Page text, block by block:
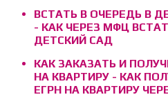
ВСТАТЬ В ОЧЕРЕДЬ В
- КАК ЧЕРЕЗ МФЦ
ДЕТСКИЙ САД
КАК ЗАКАЗАТЬ И
НА КВАРТИРУ - КАК
ЕГРН НА КВАРТИРУ